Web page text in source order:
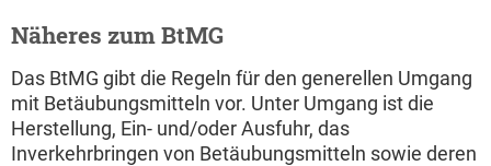
Näheres zum BtMG
Das BtMG gibt die Regeln für den generellen Umgang
mit Betäubungsmitteln vor. Unter Umgang ist die
Herstellung, Ein- und/oder Ausfuhr, das
Inverkehrbringen von Betäubungsmitteln sowie deren